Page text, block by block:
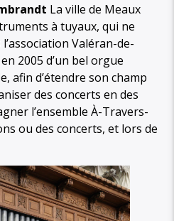
La ville de Meaux
à tuyaux, qui ne
Valéran-de-
2005 d’un bel orgue
afin d’étendre son champ
des concerts en des
l’ensemble À-Travers-
ou des concerts, et lors de